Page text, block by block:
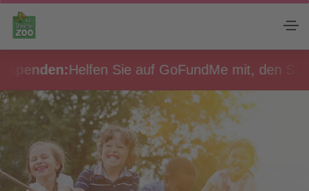
Helfen Sie auf GoFundMe mit, den